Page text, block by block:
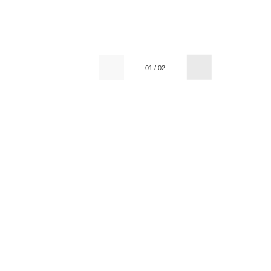
01 /02